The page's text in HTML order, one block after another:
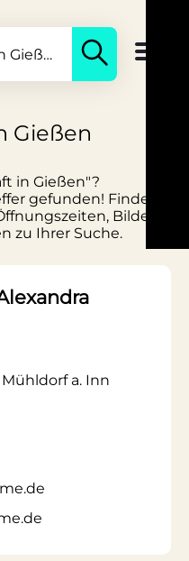
Gießen
in Gießen"?
gefunden! Finden
Bilder
zu Ihrer Suche.
a. Inn